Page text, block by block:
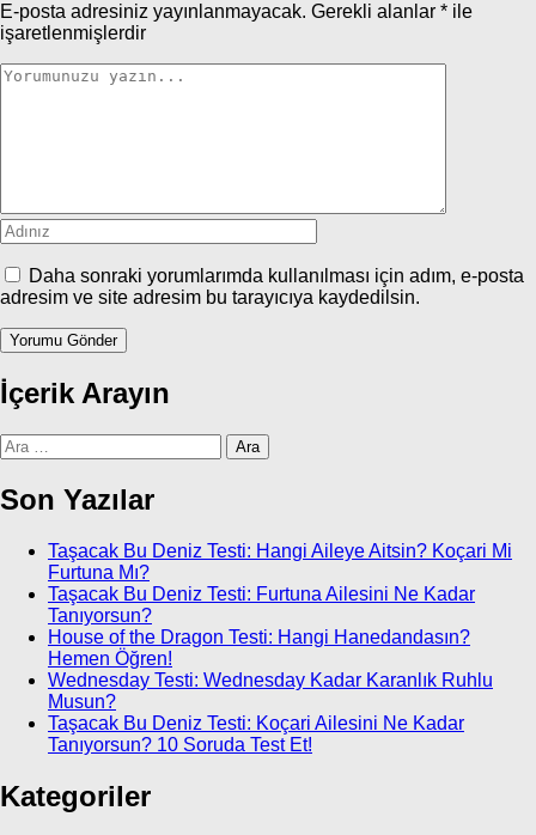
E-posta adresiniz yayınlanmayacak. Gerekli alanlar * ile
işaretlenmişlerdir
Daha sonraki yorumlarımda kullanılması için adım, e-posta
adresim ve site adresim bu tarayıcıya kaydedilsin.
İçerik Arayın
Arama:
Son Yazılar
Taşacak Bu Deniz Testi: Hangi Aileye Aitsin? Koçari Mi
Furtuna Mı?
Taşacak Bu Deniz Testi: Furtuna Ailesini Ne Kadar
Tanıyorsun?
House of the Dragon Testi: Hangi Hanedandasın?
Hemen Öğren!
Wednesday Testi: Wednesday Kadar Karanlık Ruhlu
Musun?
Taşacak Bu Deniz Testi: Koçari Ailesini Ne Kadar
Tanıyorsun? 10 Soruda Test Et!
Kategoriler